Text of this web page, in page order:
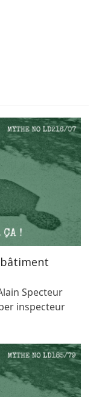
Specteur
inspecteur